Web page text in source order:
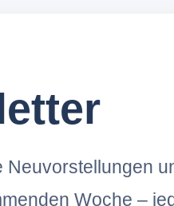
Woche –